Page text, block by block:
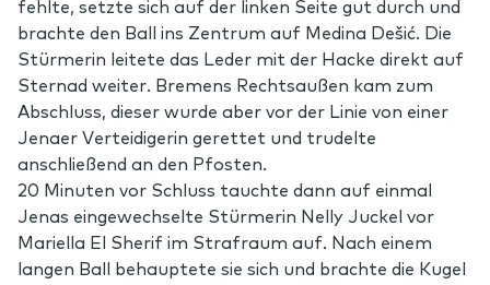
fehlte, setzte sich auf der linken Seite gut durch und
brachte den Ball ins Zentrum auf Medina Dešić. Die
Stürmerin leitete das Leder mit der Hacke direkt auf
Sternad weiter. Bremens Rechtsaußen kam zum
Abschluss, dieser wurde aber vor der Linie von einer
Jenaer Verteidigerin gerettet und trudelte
anschließend an den Pfosten.
20 Minuten vor Schluss tauchte dann auf einmal
Jenas eingewechselte Stürmerin Nelly Juckel vor
Mariella El Sherif im Strafraum auf. Nach einem
langen Ball behauptete sie sich und brachte die Kugel